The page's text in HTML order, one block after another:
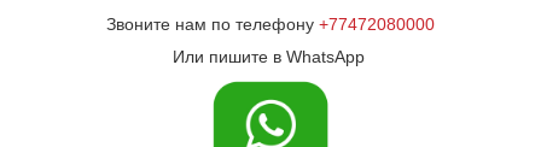
Звоните нам по телефону +77472080000
Или пишите в WhatsApp